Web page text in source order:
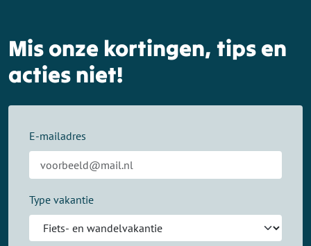
Mis onze kortingen, tips en
acties niet!
E-mailadres
Type vakantie